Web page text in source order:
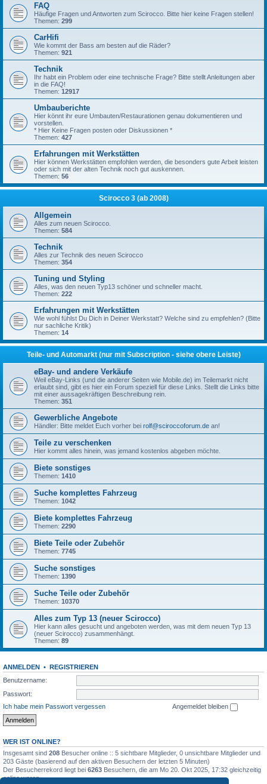
FAQ
Häufige Fragen und Antworten zum Scirocco. Bitte hier keine Fragen stellen!
Themen: 299
CarHifi
Wie kommt der Bass am besten auf die Räder?
Themen: 921
Technik
Ihr habt ein Problem oder eine technische Frage? Bitte stellt Anleitungen aber
in die FAQ!
Themen: 12917
Umbauberichte
Hier könnt ihr eure Umbauten/Restaurationen genau dokumentieren und
vorstellen.
* Hier Keine Fragen posten oder Diskussionen *
Themen: 427
Erfahrungen mit Werkstätten
Hier können Werkstätten empfohlen werden, die besonders gute Arbeit leisten
oder sich mit der alten Technik noch gut auskennen.
Themen: 56
Scirocco 3 (ab 2008)
Allgemein
Alles zum neuen Scirocco.
Themen: 584
Technik
Alles zur Technik des neuen Scirocco
Themen: 354
Tuning und Styling
Alles, was den neuen Typ13 schöner und schneller macht.
Themen: 222
Erfahrungen mit Werkstätten
Wie wohl fühlst Du Dich in Deiner Werkstatt? Welche sind zu empfehlen? (Bitte
nur sachliche Kritik)
Themen: 14
Teile- und Automarkt (nur mit Subscription - siehe obere Leiste)
eBay- und andere Verkäufe
Weil eBay-Links (und die anderer Seiten wie Mobile.de) im Teilemarkt nicht
erlaubt sind, gibt es hier ein Forum speziell für diese Links. Stellt die Links bitte
mit einer aussagekräftigen Beschreibung rein.
Themen: 351
Gewerbliche Angebote
Händler: Bitte meldet Euch vorher bei rolf@sciroccoforum.de an!
Teile zu verschenken
Hier kommt alles hinein, was jemand kostenlos abgeben möchte.
Biete sonstiges
Themen: 1410
Suche komplettes Fahrzeug
Themen: 1042
Biete komplettes Fahrzeug
Themen: 2290
Biete Teile oder Zubehör
Themen: 7745
Suche sonstiges
Themen: 1390
Suche Teile oder Zubehör
Themen: 10370
Alles zum Typ 13 (neuer Scirocco)
Hier kann alles gesucht und angeboten werden, was mit dem neuen Typ 13
(neuer Scirocco) zusammenhängt.
Themen: 89
ANMELDEN • REGISTRIEREN
Benutzername:
Passwort:
Ich habe mein Passwort vergessen
Angemeldet bleiben
WER IST ONLINE?
Insgesamt sind 208 Besucher online :: 5 sichtbare Mitglieder, 0 unsichtbare Mitglieder und
203 Gäste (basierend auf den aktiven Besuchern der letzten 5 Minuten)
Der Besucherrekord liegt bei 6263 Besuchern, die am Mo 20. Okt 2025, 17:32 gleichzeitig
online waren.